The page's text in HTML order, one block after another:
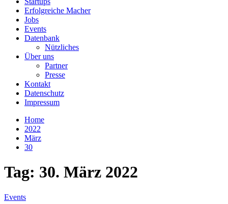
Erfolgreiche Macher
Jobs
Events
Datenbank
Nützliches
Über uns
Partner
Presse
Kontakt
Datenschutz
Impressum
Home
2022
März
30
Tag: 30. März 2022
Events